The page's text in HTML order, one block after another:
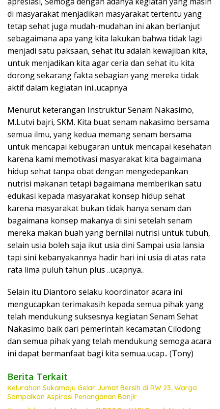
di masyarakat menjadikan masyarakat tertentu yang
tetap sehat juga mudah-mudahan ini akan berlanjut
sebagaimana apa yang kita lakukan bahwa tidak lagi
menjadi satu paksaan, sehat itu adalah kewajiban kita,
untuk menjadikan kita agar ceria dan sehat itu kita
dorong sekarang fakta sebagian yang mereka tidak
aktif dalam kegiatan ini..ucapnya
Menurut keterangan Instruktur Senam Nakasimo,
M.Lutvi bajri, SKM. Kita buat senam nakasimo bersama
semua ilmu, yang kedua memang senam bersama
untuk mencapai kebugaran untuk mencapai kesehatan
karena kami memotivasi masyarakat kita bagaimana
hidup sehat tanpa obat dengan mengedepankan
nutrisi makanan tetapi bagaimana memberikan satu
edukasi kepada masyarakat konsep hidup sehat
karena masyarakat bukan tidak hanya senam dan
bagaimana konsep makanya di sini setelah senam
mereka makan buah yang bernilai nutrisi untuk tubuh,
selain usia boleh saja ikut usia dini Sampai usia lansia
tapi sini kebanyakannya hadir hari ini usia di atas rata
rata lima puluh tahun plus ..ucapnya..
Selain itu Diantoro selaku koordinator acara ini
mengucapkan terimakasih kepada semua pihak yang
telah mendukung suksesnya kegiatan Senam Sehat
Nakasimo baik dari pemerintah kecamatan Cilodong
dan semua pihak yang telah mendukung semoga acara
ini dapat bermanfaat bagi kita semua.ucap.. (Tony)
Berita Terkait
Kelurahan Sukamaju Gelar Jumat Bersih di RW 23, Warga
Sampaikan Aspirasi Penanganan Banjir